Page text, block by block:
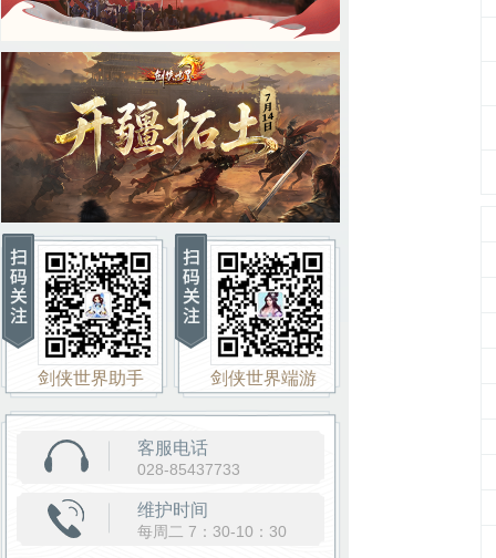
剑侠世界助手 剑侠世界端游
客服电话
028-85437733
维护时间
每周二 7：30-10：30